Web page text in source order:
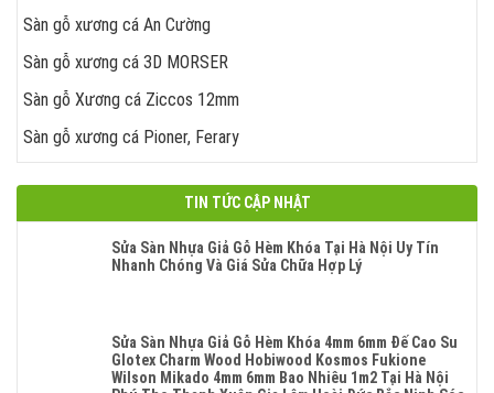
Sàn gỗ xương cá An Cường
Sàn gỗ xương cá 3D MORSER
Sàn gỗ Xương cá Ziccos 12mm
Sàn gỗ xương cá Pioner, Ferary
TIN TỨC CẬP NHẬT
Sửa Sàn Nhựa Giả Gỗ Hèm Khóa Tại Hà Nội Uy Tín
Nhanh Chóng Và Giá Sửa Chữa Hợp Lý
Luận
Ở
Sửa
Sửa Sàn Nhựa Giả Gỗ Hèm Khóa 4mm 6mm Đế Cao Su
Glotex Charm Wood Hobiwood Kosmos Fukione
Wilson Mikado 4mm 6mm Bao Nhiêu 1m2 Tại Hà Nội